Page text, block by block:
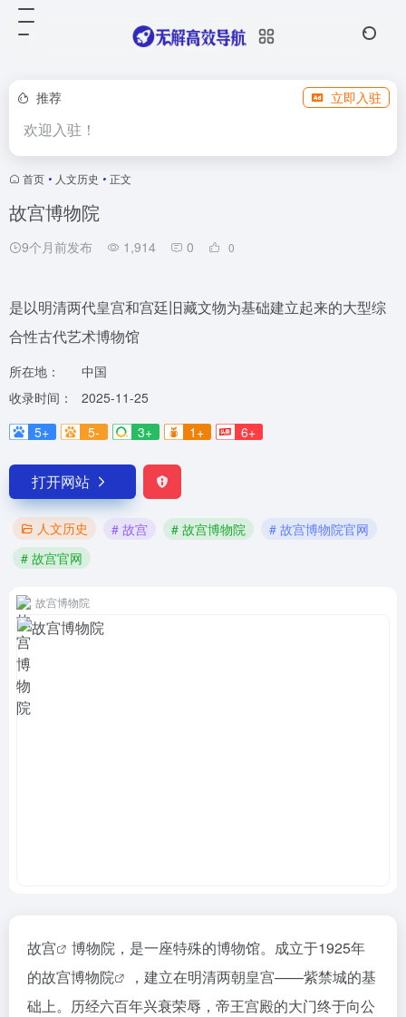
推荐 立即入驻
欢迎入驻！
首页 • 人文历史 • 正文
故宫博物院
9个月前发布 1,914 0 0
是以明清两代皇宫和宫廷旧藏文物为基础建立起来的大型综
合性古代艺术博物馆
所在地：
中国
收录时间：
2025-11-25
5+
5- 3+ 1+ 6+
打开网站
人文历史 # 故宫 # 故宫博物院
# 故宫博物院官网
# 故宫官网
故宫博物院
故宫
博物院，是一座特殊的博物馆。成立于1925年
的故宫博物院
，建立在明清两朝皇宫——紫禁城的基
础上。历经六百年兴衰荣辱，帝王宫殿的大门终于向公